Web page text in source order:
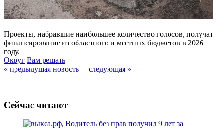
Проекты, набравшие наибольшее количество голосов, получат
финансирование из областного и местных бюджетов в 2026
году.
Округ Вам решать
« предыдущая новость
следующая »
Сейчас читают